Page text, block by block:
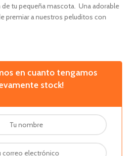
tu pequeña mascota. Una adorable
premiar a nuestros peluditos con
en cuanto tengamos
stock!